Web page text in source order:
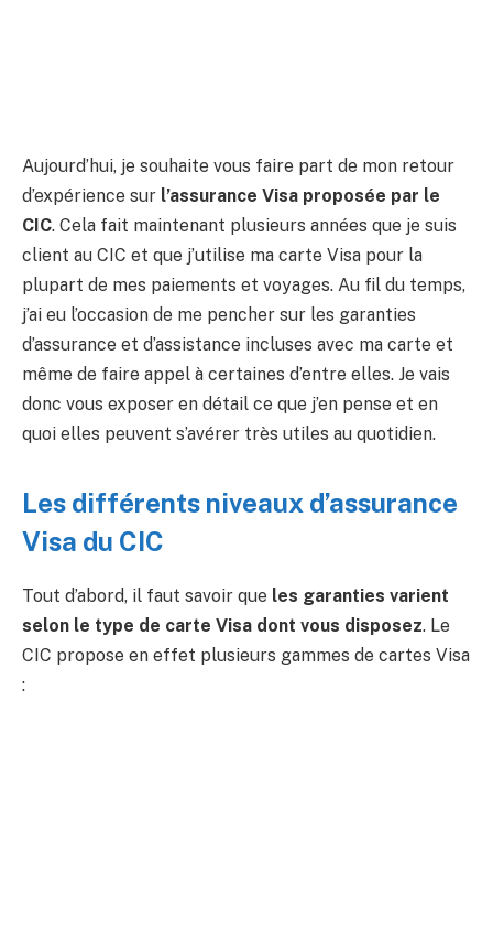
Aujourd’hui, je souhaite vous faire part de mon retour
d’expérience sur l’assurance Visa proposée par le
CIC. Cela fait maintenant plusieurs années que je suis
client au CIC et que j’utilise ma carte Visa pour la
plupart de mes paiements et voyages. Au fil du temps,
j’ai eu l’occasion de me pencher sur les garanties
d’assurance et d’assistance incluses avec ma carte et
même de faire appel à certaines d’entre elles. Je vais
donc vous exposer en détail ce que j’en pense et en
quoi elles peuvent s’avérer très utiles au quotidien.
Les différents niveaux d’assurance
Visa du CIC
Tout d’abord, il faut savoir que les garanties varient
selon le type de carte Visa dont vous disposez. Le
CIC propose en effet plusieurs gammes de cartes Visa
: